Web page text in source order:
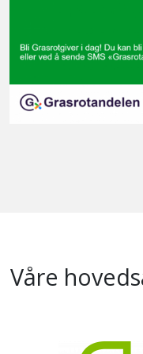
Våre